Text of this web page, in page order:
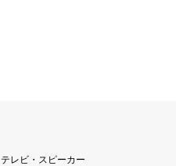
テレビ・スピーカー